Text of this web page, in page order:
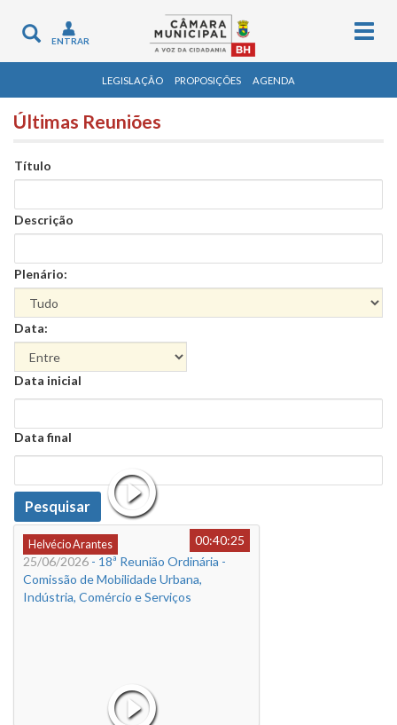
Toggle
navigation
ENTRAR
LEGISLAÇÃO PROPOSIÇÕES AGENDA
Últimas Reuniões
Título
Descrição
Plenário:
Data:
Data
Data inicial
Data
Data final
Data
Pesquisar
Helvécio Arantes
00:40:25
25/06/2026 - 18ª Reunião Ordinária -
Comissão de Mobilidade Urbana,
Indústria, Comércio e Serviços